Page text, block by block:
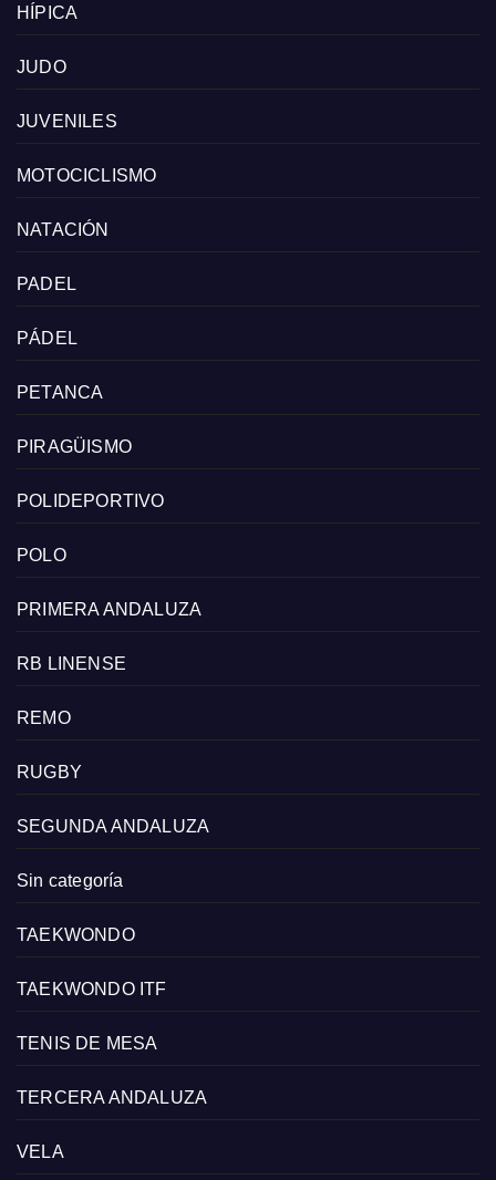
HÍPICA
JUDO
JUVENILES
MOTOCICLISMO
NATACIÓN
PADEL
PÁDEL
PETANCA
PIRAGÜISMO
POLIDEPORTIVO
POLO
PRIMERA ANDALUZA
RB LINENSE
REMO
RUGBY
SEGUNDA ANDALUZA
Sin categoría
TAEKWONDO
TAEKWONDO ITF
TENIS DE MESA
TERCERA ANDALUZA
VELA